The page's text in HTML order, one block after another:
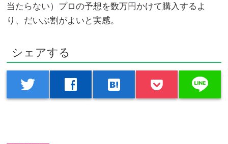
当たらない）プロの予想を数万円かけて購入するよ
り、だいぶ割がよいと実感。
シェアする
twitter facebook hatenabookmark line